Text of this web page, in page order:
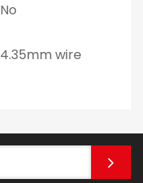
No
4.35mm wire